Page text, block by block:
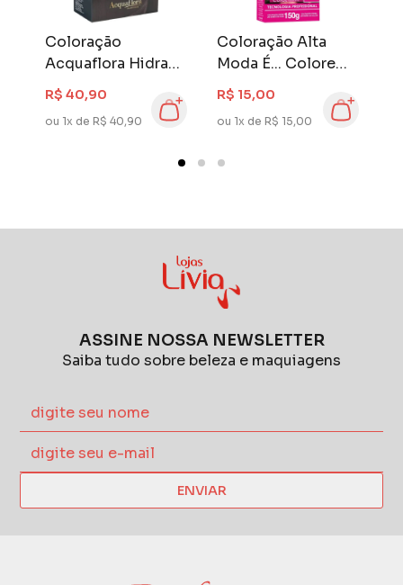
Cless: Beleza Completa!
Coloração
Acquaflora Hidra
Gloss Castanho
Escuro 3.0
R$ 40,90
ou 1x de R$ 40,90
Coloração Alta
Moda É... Colore
Castanho Claro
Chá Escuro 5
R$ 15,00
ou 1x de R$ 15,00
ASSINE NOSSA NEWSLETTER
Saiba tudo sobre beleza e maquiagens
ENVIAR